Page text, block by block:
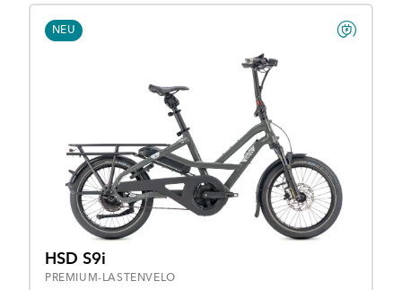
NEU
HSD S9i
PREMIUM-LASTENVELO